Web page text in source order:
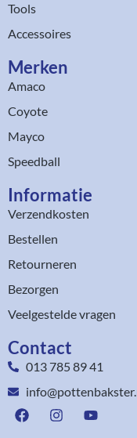
Tools
Accessoires
Merken
Amaco
Coyote
Mayco
Speedball
Informatie
Verzendkosten
Bestellen
Retourneren
Bezorgen
Veelgestelde vragen
Contact
013 785 89 41